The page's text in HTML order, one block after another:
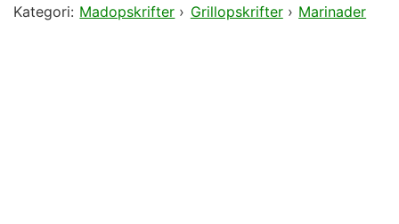
Kategori: Madopskrifter › Grillopskrifter› Marinader